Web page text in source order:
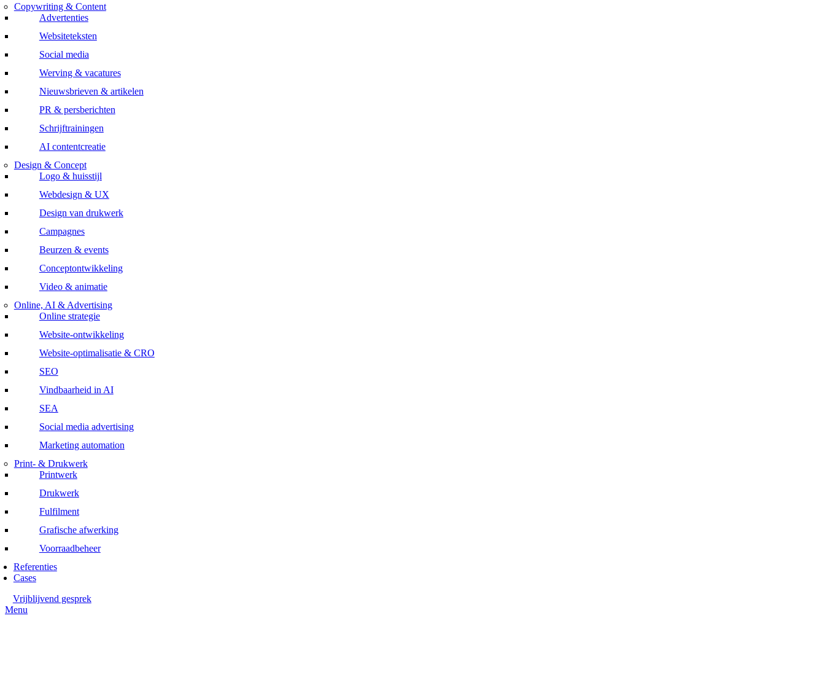
Copywriting & Content
Advertenties
Websiteteksten
Social media
Werving & vacatures
Nieuwsbrieven & artikelen
PR & persberichten
Schrijftrainingen
AI contentcreatie
Design & Concept
Logo & huisstijl
Webdesign & UX
Design van drukwerk
Campagnes
Beurzen & events
Conceptontwikkeling
Video & animatie
Online, AI & Advertising
Online strategie
Website-ontwikkeling
Website-optimalisatie & CRO
SEO
Vindbaarheid in AI
SEA
Social media advertising
Marketing automation
Print- & Drukwerk
Printwerk
Drukwerk
Fulfilment
Grafische afwerking
Voorraadbeheer
Referenties
Cases
Vrijblijvend gesprek
Menu